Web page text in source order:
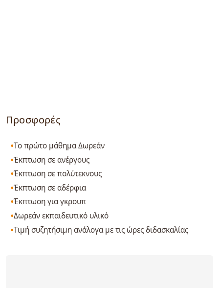
Προσφορές
Το πρώτο μάθημα Δωρεάν
Έκπτωση σε ανέργους
Έκπτωση σε πολύτεκνους
Έκπτωση σε αδέρφια
Έκπτωση για γκρουπ
Δωρεάν εκπαιδευτικό υλικό
Τιμή συζητήσιμη ανάλογα με τις ώρες διδασκαλίας